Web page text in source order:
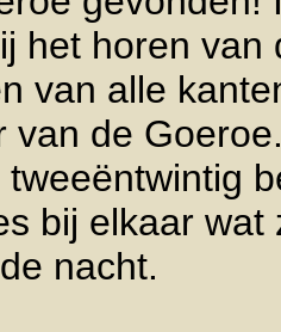
het horen van
van alle
van de
bij elkaar
nacht.